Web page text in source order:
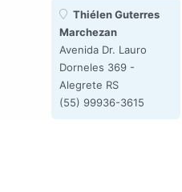
Thiélen Guterres
Marchezan
Avenida Dr. Lauro
Dorneles 369 -
Alegrete RS
(55) 99936-3615